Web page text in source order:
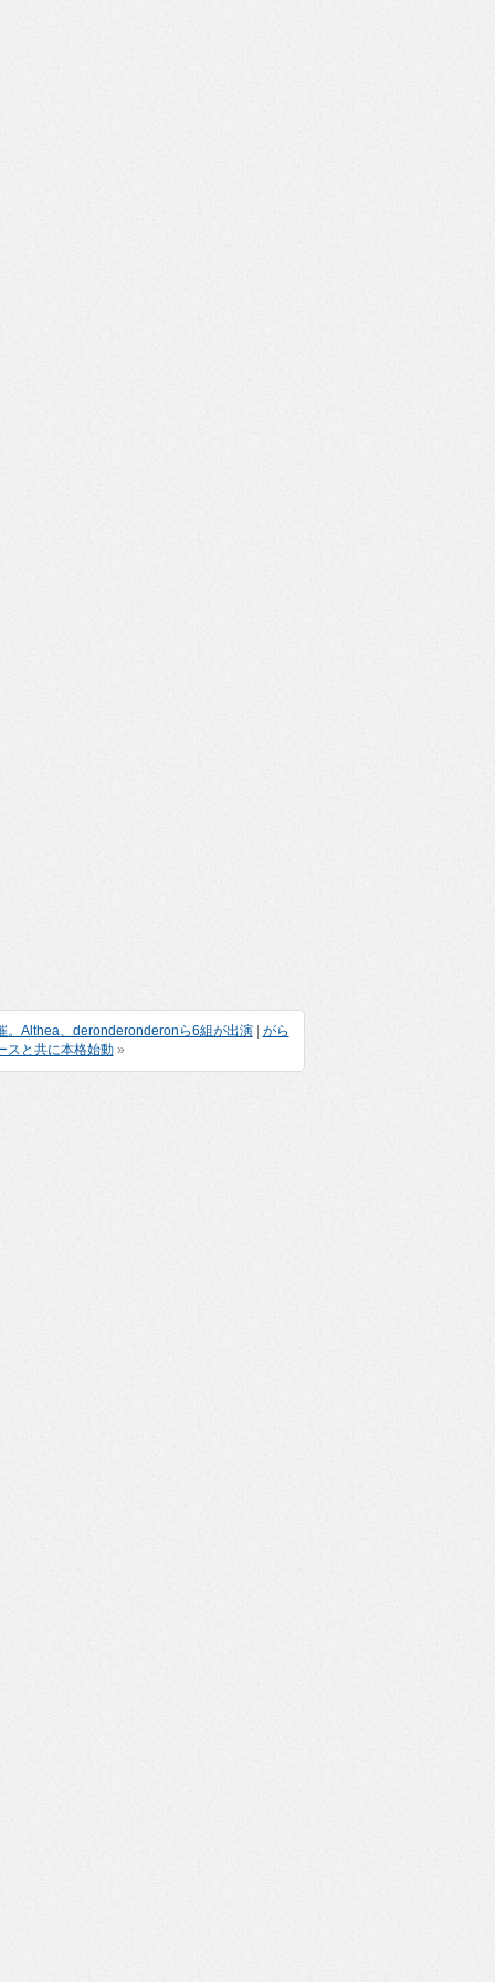
。Althea、deronderonderonら6組が出演| がら
スと共に本格始動»